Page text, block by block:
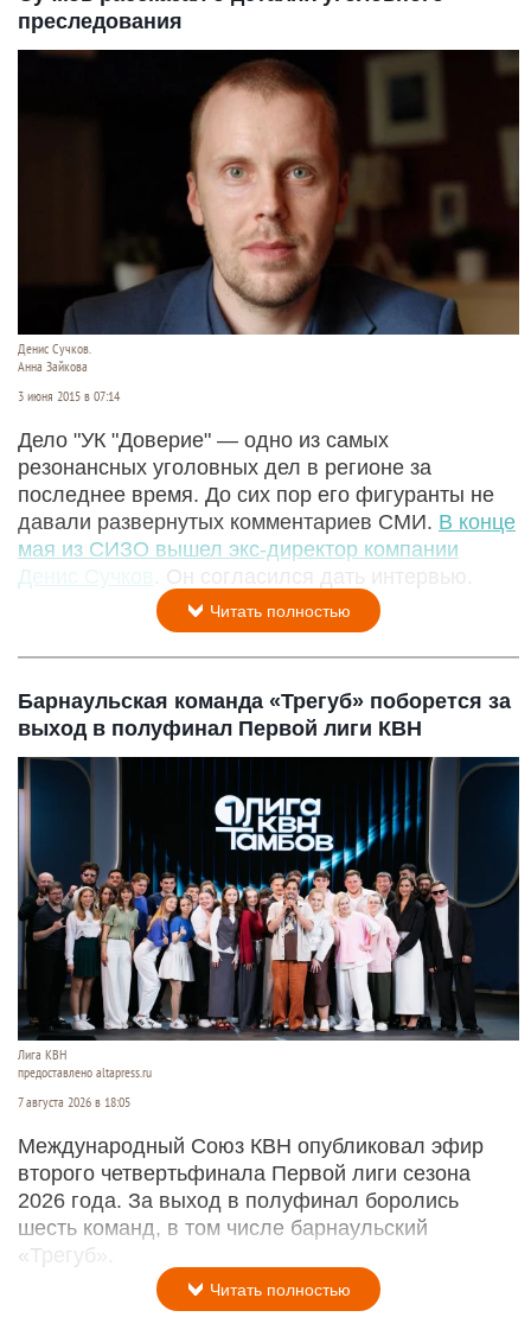
преследования
Денис Сучков.
Анна Зайкова
3 июня 2015 в 07:14
Дело "УК "Доверие" — одно из самых
резонансных уголовных дел в регионе за
последнее время. До сих пор его фигуранты не
давали развернутых комментариев СМИ. В конце
мая из СИЗО вышел экс-директор компании
Денис Сучков
. Он согласился дать интервью.
Читать полностью
Барнаульская команда «Трегуб» поборется за
выход в полуфинал Первой лиги КВН
Лига КВН
предоставлено altapress.ru
7 августа 2026 в 18:05
Международный Союз КВН опубликовал эфир
второго четвертьфинала Первой лиги сезона
2026 года. За выход в полуфинал боролись
шесть команд, в том числе барнаульский
«Трегуб».
Читать полностью